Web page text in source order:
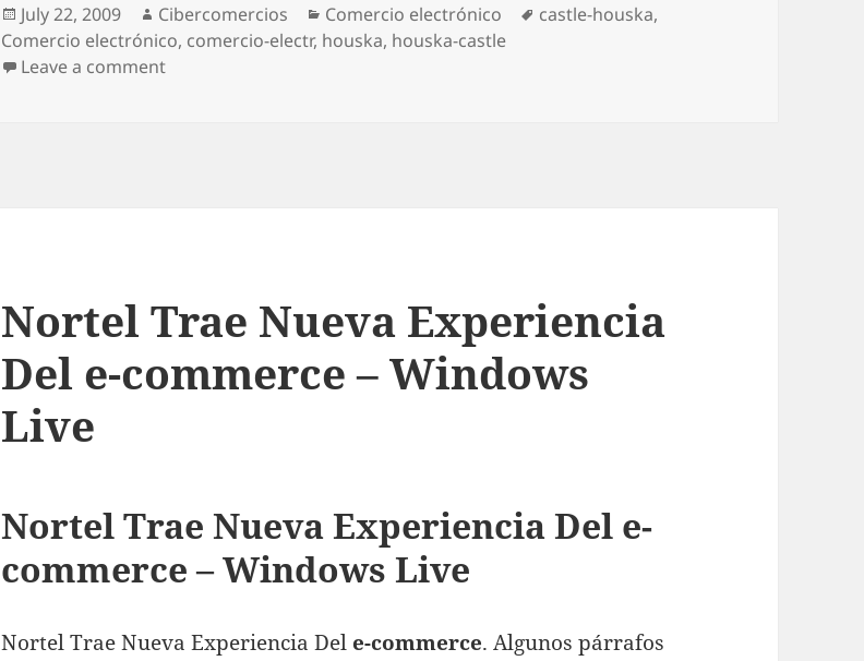
Posted
on
July 22, 2009 Author
Cibercomercios Categories
Comercio electrónico Tags
castle-houska,
Comercio electrónico, comercio-electr, houska, houska-castle
Leave a comment
Nortel Trae Nueva Experiencia
Del e-commerce – Windows
Live
Nortel Trae Nueva Experiencia Del e-
commerce – Windows Live
Nortel Trae Nueva Experiencia Del e-commerce. Algunos párrafos